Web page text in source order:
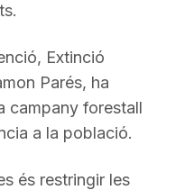
Extinció
Parés, ha
campany forestall
a la població.
és restringir les